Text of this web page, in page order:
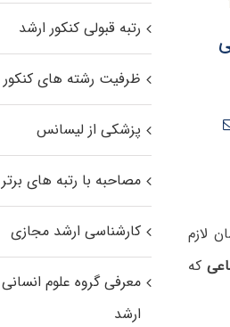
لازم
که
رتبه قبولی کنکور ارشد
ظرفیت رشته های کنکور
پزشکی از لیسانس
مصاحبه با رتبه های برتر
کارشناسی ارشد مجازی
معرفی گروه علوم
ارشد